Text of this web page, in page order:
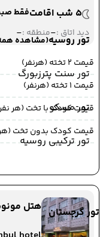
تور روسیه(مشاهده
تور سنت پترزبورگ
تور مسکو
تور ترکیبی روسیه
تور گرجستان
5 شب اقامت
فقط
دید اتاق :-منطقه :-
قیمت 2 تخته (هرنفر)
قیمت 1 تخته (هرنفر)
قیمت کودک با تخت (هر
قیمت کودک بدون تخت
هتل